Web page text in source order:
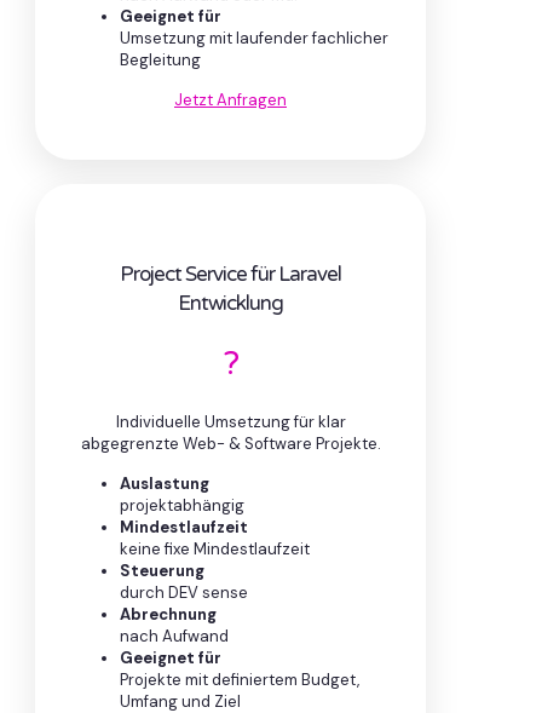
Geeignet für
Umsetzung mit laufender fachlicher
Begleitung
Jetzt Anfragen
Project Service für Laravel
Entwicklung
?
Individuelle Umsetzung für klar
abgegrenzte Web- & Software Projekte.
Auslastung
projektabhängig
Mindestlaufzeit
keine fixe Mindestlaufzeit
Steuerung
durch DEV sense
Abrechnung
nach Aufwand
Geeignet für
Projekte mit definiertem Budget,
Umfang und Ziel